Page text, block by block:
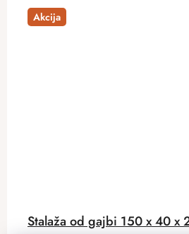
Akcija
Stalaža od gajbi 150 x 40 x